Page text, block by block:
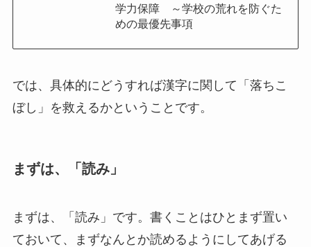
学力保障 ～学校の荒れを防ぐた
めの最優先事項
では、具体的にどうすれば漢字に関して「落ちこ
ぼし」を救えるかということです。
まずは、「読み」
まずは、「読み」です。書くことはひとまず置い
ておいて、まずなんとか読めるようにしてあげる